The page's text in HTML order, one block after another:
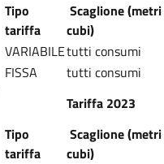
Tipo
tariffa
Scaglione (metri
cubi)
VARIABILEtutti consumi
FISSA
tutti consumi
Tariffa 2023
Tipo
tariffa
Scaglione (metri
cubi)